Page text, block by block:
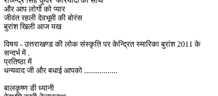
और आप लोगों को प्यार
जीवंत रहली देवभूमी की बोरंस
बुरांश खिली आज यख
विषय - उत्तराखण्ड की लोक संस्कृति पर केन्द्रित स्मारिका बुरांश 2011 के
सन्दर्भ में .
प्रतिष्ठा में
धन्यवाद जी और बधाई आपको .................
बालकृष्ण डी ध्यानी